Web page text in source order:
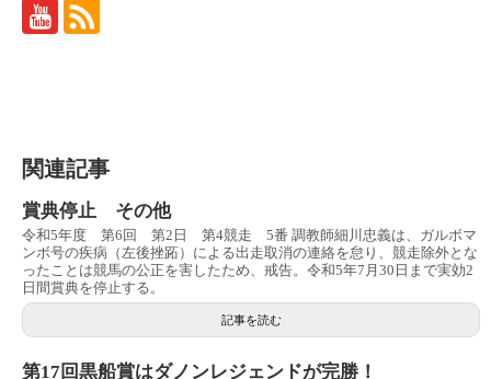
関連記事
賞典停止 その他
令和5年度 第6回 第2日 第4競走 5番 調教師細川忠義は、ガルボマ
ンボ号の疾病（左後挫跖）による出走取消の連絡を怠り、競走除外とな
ったことは競馬の公正を害したため、戒告。令和5年7月30日まで実効2
日間賞典を停止する。
記事を読む
第17回黒船賞はダノンレジェンドが完勝！